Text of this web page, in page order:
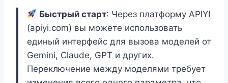
Быстрый старт: Через платформу APIYI
(apiyi.com) вы можете использовать
единый интерфейс для вызова моделей от
Gemini, Claude, GPT и других.
Переключение между моделями требует